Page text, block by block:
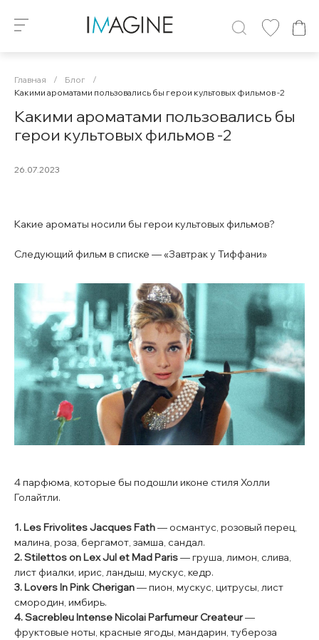
Главная / Блог
/
Какими ароматами пользовались бы герои культовых фильмов -2
Какими ароматами пользовались бы
герои культовых фильмов -2
26.07.2023
Какие ароматы носили бы герои культовых фильмов?
Следующий фильм в списке — «Завтрак у Тиффани»
4 парфюма, которые бы подошли иконе стиля Холли
Голайтли.
1. Les Frivolites Jacques Fath— османтус, розовый перец,
малина, роза, бергамот, замша, сандал.
2. Stilettos on Lex Jul et Mad Paris— груша, лимон, слива,
лист фиалки, ирис, ландыш, мускус, кедр.
3. Lovers In Pink Cherigan— пион, мускус, цитрусы, лист
смородин, имбирь.
4. Sacrebleu Intense Nicolai Parfumeur Createur—
фруктовые ноты, красные ягоды, мандарин, тубероза